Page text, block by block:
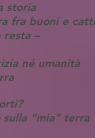
storia
fra buoni e
resta –
né umanità
“mia” terra